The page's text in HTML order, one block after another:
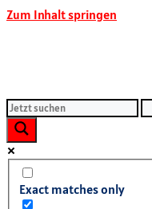
Zum Inhalt springen
Exact matches only